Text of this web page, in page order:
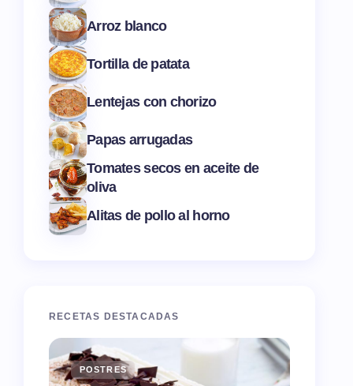
Arroz blanco
Tortilla de patata
Lentejas con chorizo
Papas arrugadas
Tomates secos en aceite de
oliva
Alitas de pollo al horno
RECETAS DESTACADAS
POSTRES